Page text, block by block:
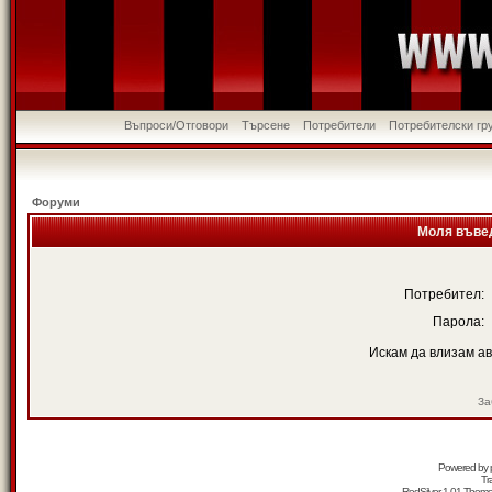
Въпроси/Отговори Търсене Потребители Потребителски
Форуми
Моля
Потребител:
Парола:
Искам да влизам
Powered by